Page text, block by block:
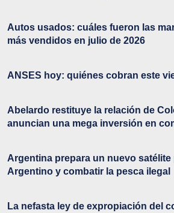
Autos usados: cuáles fueron las
más vendidos en julio de 2026
ANSES hoy: quiénes cobran este
Abelardo restituye la relación de
anuncian una mega inversión en
Argentina prepara un nuevo satélite
Argentino y combatir la pesca ilegal
La nefasta ley de expropiación del